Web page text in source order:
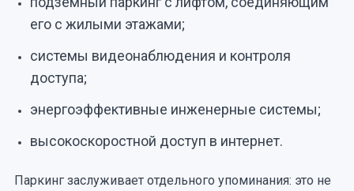
его с жилыми этажами;
системы видеонаблюдения и контроля
доступа;
энергоэффективные инженерные системы;
высокоскоростной доступ в интернет.
Паркинг заслуживает отдельного упоминания: это не